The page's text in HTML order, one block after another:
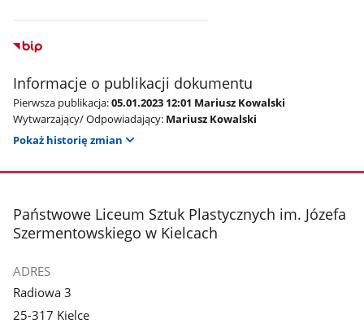
Informacje o publikacji dokumentu
Pierwsza publikacja:05.01.2023 12:01 Mariusz Kowalski
Wytwarzający/ Odpowiadający: Mariusz Kowalski
Pokaż historię zmian
stopka
Państwowe Liceum Sztuk Plastycznych im. Józefa
Szermentowskiego w Kielcach
ADRES
Radiowa 3
25-317 Kielce